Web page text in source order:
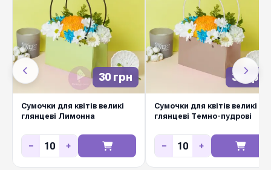
30 грн
Сумочки для квітів великі
глянцеві Лимонна
− +
30 грн
Сумочки для квітів великі
глянцеві Темно-пудрові
− +